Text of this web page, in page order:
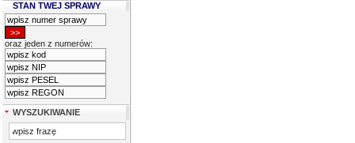
STAN TWEJ SPRAWY
oraz jeden z numerów:
WYSZUKIWANIE